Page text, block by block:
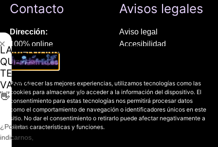
Para ofrecer las mejores experiencias, utilizamos tecnologías como las
cookies para almacenar y/o acceder a la información del dispositivo. El
consentimiento para estas tecnologías nos permitirá procesar datos
como el comportamiento de navegación o identificadores únicos en este
sitio. No dar el consentimiento o retirarlo puede afectar negativamente a
ciertas características y funciones.
Contacto
Dirección:
100% online
Manresa (08241), Barcelona
Chat Whatsapp (solo texto):
+34 689 800 662
Correo:
contacto@mundofriki.es
Avisos legales
Aviso legal
Accesibilidad
Política de privacidad
LAMENTAMOS
QUE
TE
VAYAS
👋
¿Podrías
indicarnos,